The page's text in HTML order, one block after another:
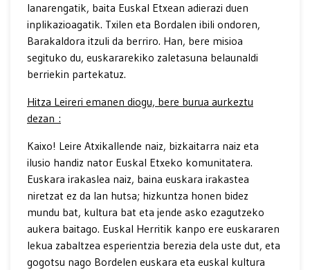
lanarengatik, baita Euskal Etxean adierazi duen
inplikazioagatik. Txilen eta Bordalen ibili ondoren,
Barakaldora itzuli da berriro. Han, bere misioa
segituko du, euskararekiko zaletasuna belaunaldi
berriekin partekatuz.
Hitza Leireri emanen diogu, bere burua aurkeztu
dezan :
Kaixo! Leire Atxikallende naiz, bizkaitarra naiz eta
ilusio handiz nator Euskal Etxeko komunitatera.
Euskara irakaslea naiz, baina euskara irakastea
niretzat ez da lan hutsa; hizkuntza honen bidez
mundu bat, kultura bat eta jende asko ezagutzeko
aukera baitago. Euskal Herritik kanpo ere euskararen
lekua zabaltzea esperientzia berezia dela uste dut, eta
gogotsu nago Bordelen euskara eta euskal kultura